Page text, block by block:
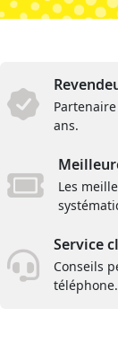
ans.
Les
Service
Conseils
téléphone.